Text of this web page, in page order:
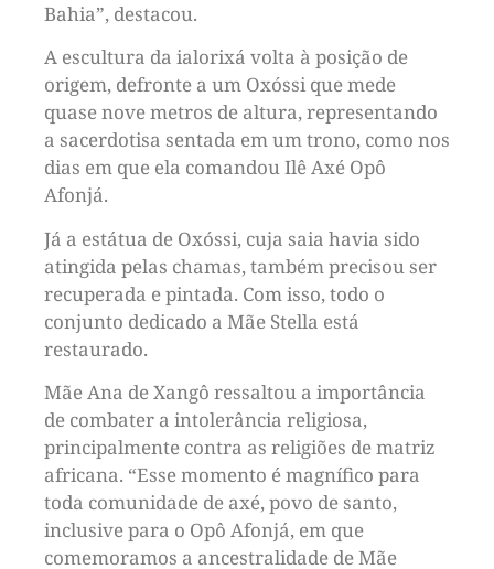
Bahia”, destacou.
A escultura da ialorixá volta à posição de
origem, defronte a um Oxóssi que mede
quase nove metros de altura, representando
a sacerdotisa sentada em um trono, como nos
dias em que ela comandou Ilê Axé Opô
Afonjá.
Já a estátua de Oxóssi, cuja saia havia sido
atingida pelas chamas, também precisou ser
recuperada e pintada. Com isso, todo o
conjunto dedicado a Mãe Stella está
restaurado.
Mãe Ana de Xangô ressaltou a importância
de combater a intolerância religiosa,
principalmente contra as religiões de matriz
africana. “Esse momento é magnífico para
toda comunidade de axé, povo de santo,
inclusive para o Opô Afonjá, em que
comemoramos a ancestralidade de Mãe